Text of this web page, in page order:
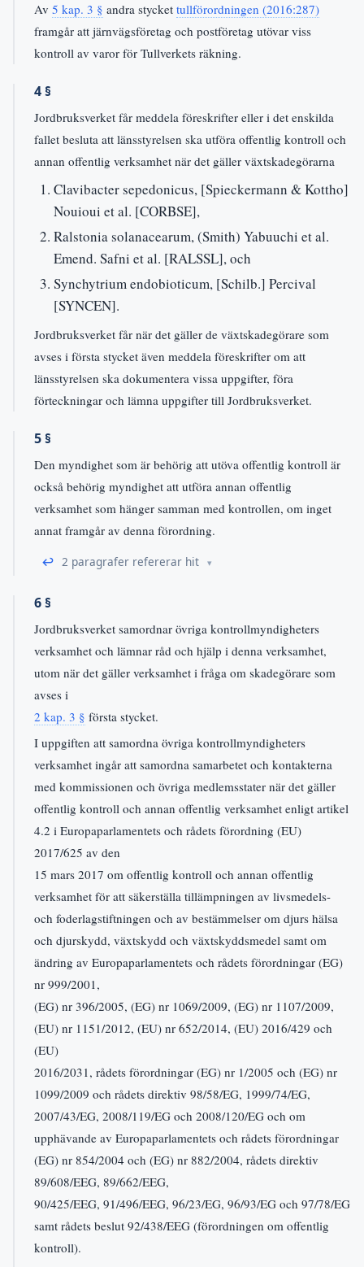
Av 5 kap. 3 § andra stycket tullförordningen (2016:287)
framgår att järnvägsföretag och postföretag utövar viss
kontroll av varor för Tullverkets räkning.
4 §
Jordbruksverket får meddela föreskrifter eller i det enskilda
fallet besluta att länsstyrelsen ska utföra offentlig kontroll och
annan offentlig verksamhet när det gäller växtskadegörarna
Clavibacter sepedonicus, [Spieckermann & Kottho]
Nouioui et al. [CORBSE],
Ralstonia solanacearum, (Smith) Yabuuchi et al.
Emend. Safni et al. [RALSSL], och
Synchytrium endobioticum, [Schilb.] Percival
[SYNCEN].
Jordbruksverket får när det gäller de växtskadegörare som
avses i första stycket även meddela föreskrifter om att
länsstyrelsen ska dokumentera vissa uppgifter, föra
förteckningar och lämna uppgifter till Jordbruksverket.
5 §
Den myndighet som är behörig att utöva offentlig kontroll är
också behörig myndighet att utföra annan offentlig
verksamhet som hänger samman med kontrollen, om inget
annat framgår av denna förordning.
↩ 2 paragrafer refererar hit
6 §
Jordbruksverket samordnar övriga kontrollmyndigheters
verksamhet och lämnar råd och hjälp i denna verksamhet,
utom när det gäller verksamhet i fråga om skadegörare som
avses i
2 kap. 3 § första stycket.
I uppgiften att samordna övriga kontrollmyndigheters
verksamhet ingår att samordna samarbetet och kontakterna
med kommissionen och övriga medlemsstater när det gäller
offentlig kontroll och annan offentlig verksamhet enligt artikel
4.2 i Europaparlamentets och rådets förordning (EU)
2017/625 av den
15 mars 2017 om offentlig kontroll och annan offentlig
verksamhet för att säkerställa tillämpningen av livsmedels-
och foderlagstiftningen och av bestämmelser om djurs hälsa
och djurskydd, växtskydd och växtskyddsmedel samt om
ändring av Europaparlamentets och rådets förordningar (EG)
nr 999/2001,
(EG) nr 396/2005, (EG) nr 1069/2009, (EG) nr 1107/2009,
(EU) nr 1151/2012, (EU) nr 652/2014, (EU) 2016/429 och
(EU)
2016/2031, rådets förordningar (EG) nr 1/2005 och (EG) nr
1099/2009 och rådets direktiv 98/58/EG, 1999/74/EG,
2007/43/EG, 2008/119/EG och 2008/120/EG och om
upphävande av Europaparlamentets och rådets förordningar
(EG) nr 854/2004 och (EG) nr 882/2004, rådets direktiv
89/608/EEG, 89/662/EEG,
90/425/EEG, 91/496/EEG, 96/23/EG, 96/93/EG och 97/78/EG
samt rådets beslut 92/438/EEG (förordningen om offentlig
kontroll).